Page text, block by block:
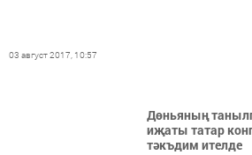
03 август 2017, 10:57
Дөньяның
иҗаты татар
тәкъдим ителде